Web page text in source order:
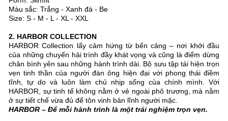
Màu sắc: Trắng - Xanh đá - Be
Size: S - M - L - XL - XXL
2. HARBOR COLLECTION
HARBOR Collection lấy cảm hứng từ bến cảng – nơi khởi đầu
của những chuyến hải trình đầy khát vọng và cũng là điểm dừng
chân bình yên sau những hành trình dài. Bộ sưu tập tái hiện trọn
vẹn tinh thần của người đàn ông hiện đại với phong thái điềm
tĩnh, tự do và luôn làm chủ nhịp sống của chính mình. Với
HARBOR, sự tinh tế không nằm ở vẻ ngoài phô trương, mà nằm
ở sự tiết chế vừa đủ để tôn vinh bản lĩnh người mặc.
HARBOR – Để mỗi hành trình là một trải nghiệm trọn vẹn.